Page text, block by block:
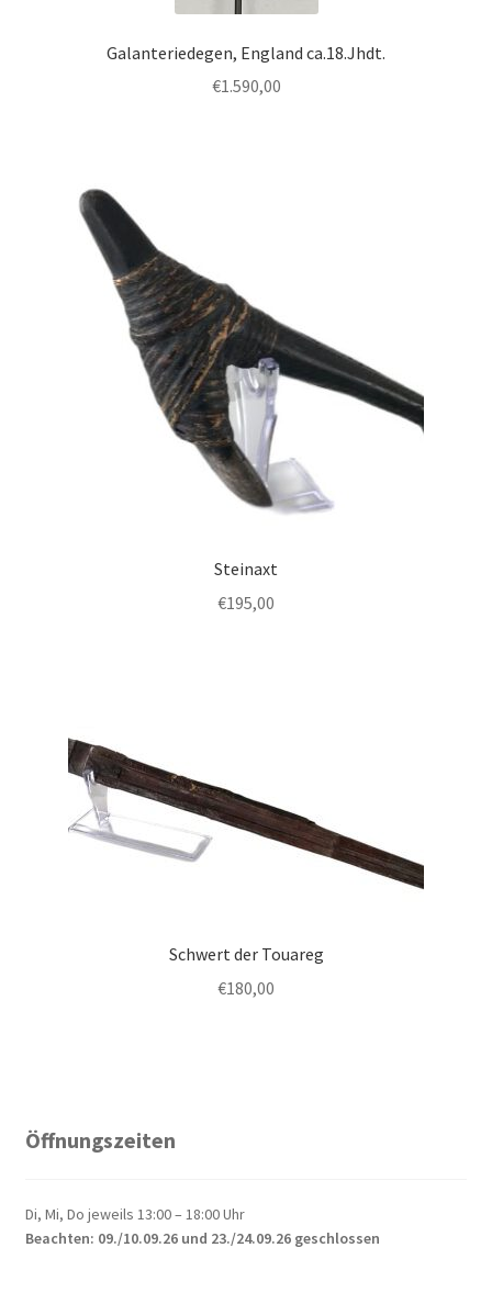
Galanteriedegen, England ca.18.Jhdt.
€1.590,00
Steinaxt
€195,00
Schwert der Touareg
€180,00
Öffnungszeiten
Di, Mi, Do jeweils 13:00 – 18:00 Uhr
Beachten: 09./10.09.26 und 23./24.09.26 geschlossen